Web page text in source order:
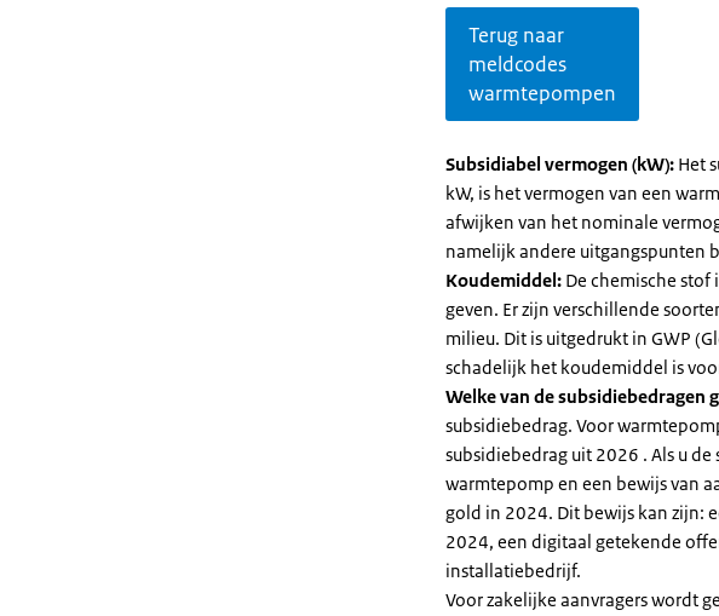
Terug naar
meldcodes
warmtepompen
Subsidiabel vermogen (kW): Het
kW, is het vermogen van een
afwijken van het nominale
namelijk andere uitgangspunten
Koudemiddel: De chemische
geven. Er zijn verschillende
milieu. Dit is uitgedrukt in GWP
schadelijk het koudemiddel is
Welke van de subsidiebedragen
subsidiebedrag. Voor
subsidiebedrag uit 2026 . Als u
warmtepomp en een bewijs van
gold in 2024. Dit bewijs kan zijn:
2024, een digitaal getekende
installatiebedrijf.
Voor zakelijke aanvragers wordt